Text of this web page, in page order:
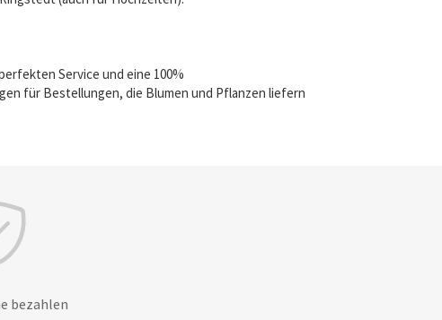
Service und eine 100%
für Bestellungen, die Blumen und Pflanzen liefern
bezahlen